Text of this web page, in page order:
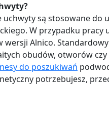
uchwyty są stosowane
W przypadku
wersji Alnico.
obudów, otworów
do poszukiwań
potrzebujesz,